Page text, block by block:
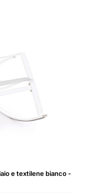
e textilene bianco -